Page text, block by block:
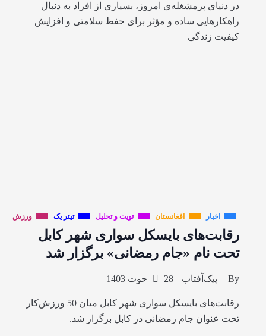
در دنیای پرمشغله‌ی امروز، بسیاری از افراد به دنبال
راهکارهایی ساده و مؤثر برای حفظ سلامتی و افزایش
کیفیت زندگی
اخبار افغانستان تویت و تحلیل تیتر یک ورزش
رقابت‌های بایسکل سواری شهر کابل
تحت نام «جام رمضانی» برگزار شد
By پیک‌آفتاب 28 حوت 1403
رقابت‌های بایسکل سواری شهر کابل میان 50 ورزش‌کار
تحت عنوان جام رمضانی در کابل برگزار شد.